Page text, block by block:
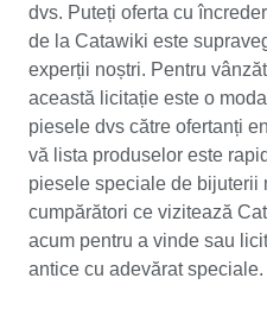
dvs. Puteți oferta cu
de la Catawiki este
experții noștri. Pentru
această licitație este o
piesele dvs către ofertanți
vă lista produselor este
piesele speciale de bijuterii
cumpărători ce vizitează
acum pentru a vinde sau
antice cu adevărat speciale.